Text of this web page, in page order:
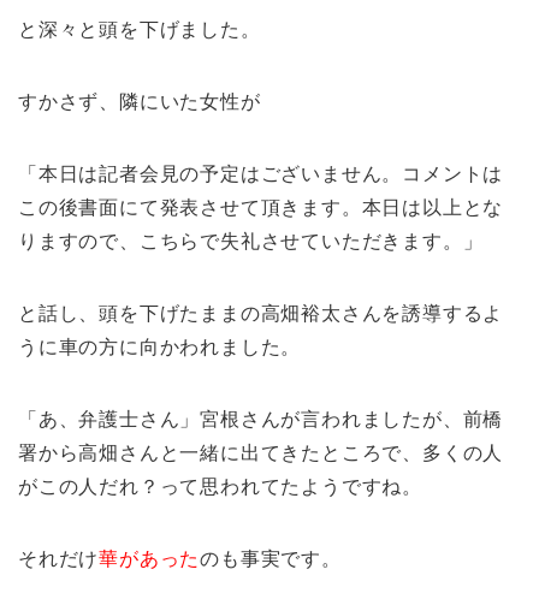
と深々と頭を下げました。
すかさず、隣にいた女性が
「本日は記者会見の予定はございません。コメントは
この後書面にて発表させて頂きます。本日は以上とな
りますので、こちらで失礼させていただきます。」
と話し、頭を下げたままの高畑裕太さんを誘導するよ
うに車の方に向かわれました。
「あ、弁護士さん」宮根さんが言われましたが、前橋
署から高畑さんと一緒に出てきたところで、多くの人
がこの人だれ？って思われてたようですね。
それだけ華があったのも事実です。